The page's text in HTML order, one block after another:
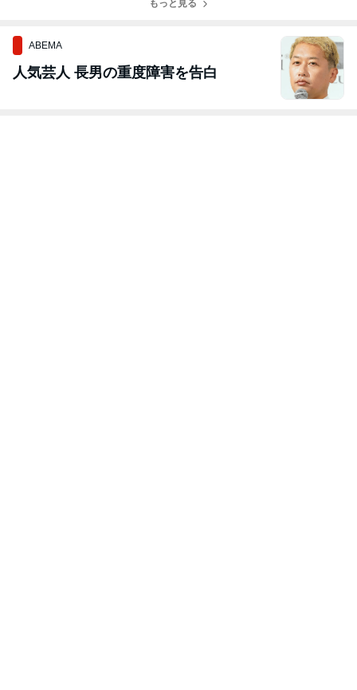
もっと見る
ABEMA
人気芸人 長男の重度障害を告白